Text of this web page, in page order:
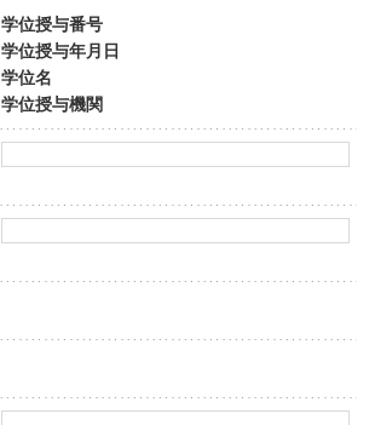
学位授与番号
学位授与年月日
学位名
学位授与機関